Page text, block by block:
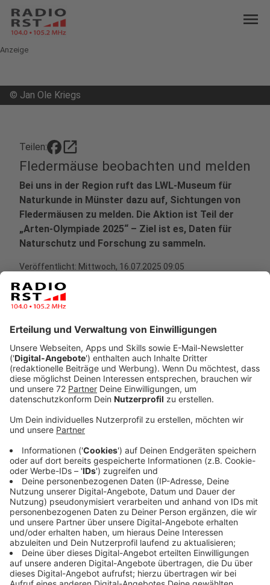
menu
Anzeige
© Jan Ole Kriegs
Teilen: open_in_new
Fledermäuse beobachten und melden
Bei uns in der Region ruft das LWL-Museum für
Naturkunde in Münster dazu auf, Sichtungen von
Fledermäusen zu melden. Die Aktion ist Teil der
„Arten-Olympiade 2025“ – Ziel ist es, Daten für
Naturschutz und Forschung zu sammeln.
Veröffentlicht: Mittwoch, 16.07.2025 09:05
Anzeige
Abends auf dem Balkon, im Garten oder in der Nähe
von Gewässern und Wäldern kannst du sie entdecken:
Fledermäuse auf der Jagd nach Insekten. Das LWL-
Museum für Naturkunde in Münster ruft gemeinsam
mit Observation.org und regionalen Partnern zur
Teilnahme an der "Arten-Olympiade 2025" auf. Ziel ist
es, Beobachtungen von Fledermäusen zu sammeln und
unterstützen.
Anzeige
So machst du mit
Anzeige